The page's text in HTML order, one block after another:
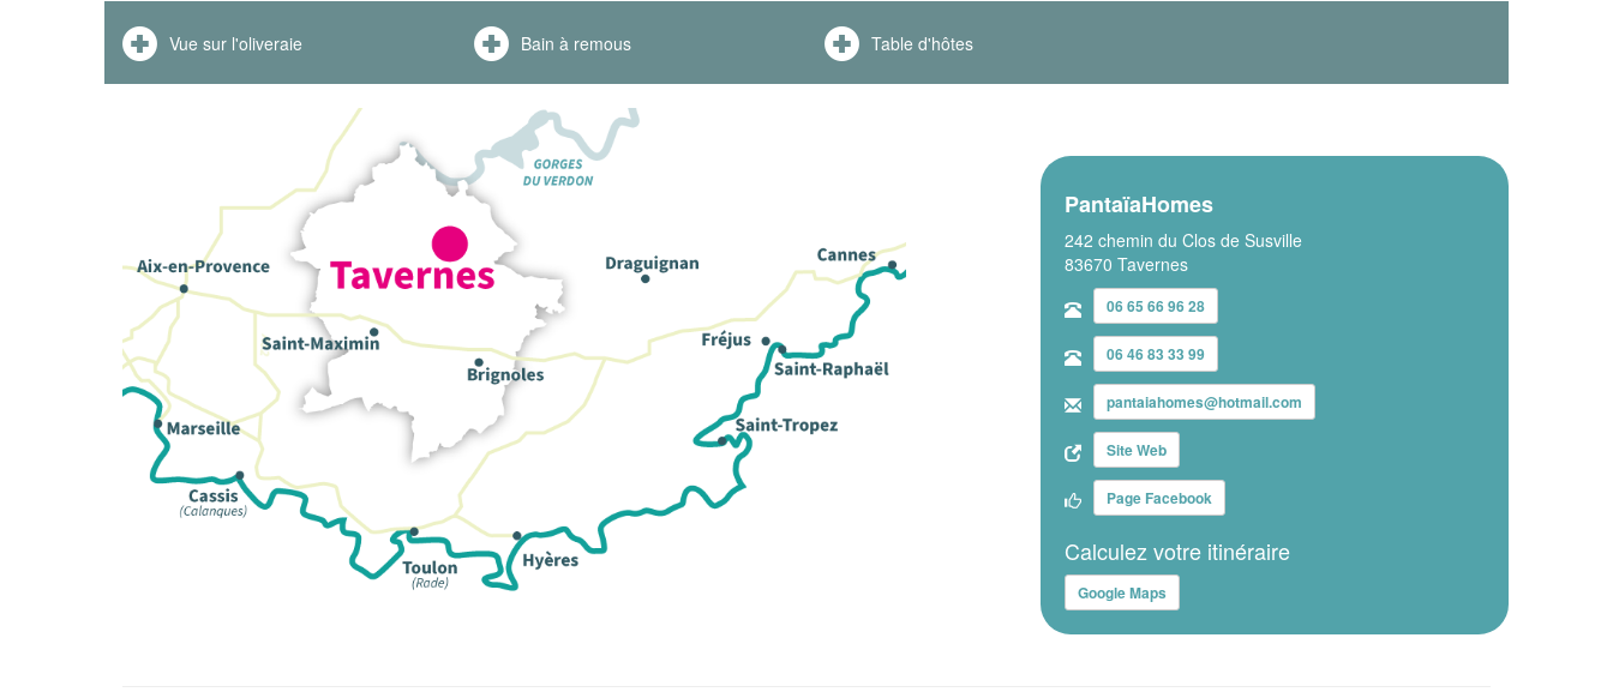
Vue sur l'oliveraie Bain à remous Table d'hôtes
PantaïaHomes
242 chemin du Clos de Susville
83670 Tavernes
06 65 66 96 28
06 46 83 33 99
pantaiahomes@hotmail.com
Site Web
Page Facebook
Calculez votre itinéraire
Google Maps